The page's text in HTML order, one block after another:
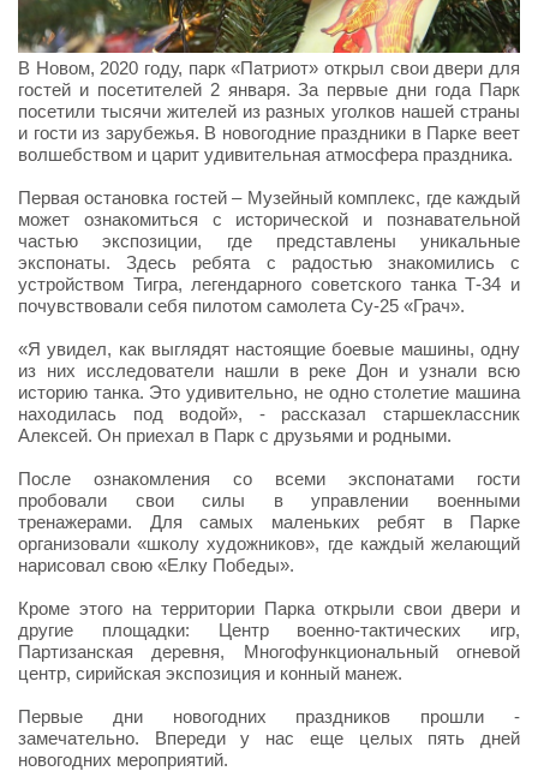
В Новом, 2020 году, парк «Патриот» открыл свои двери для
гостей и посетителей 2 января. За первые дни года Парк
посетили тысячи жителей из разных уголков нашей страны
и гости из зарубежья. В новогодние праздники в Парке веет
волшебством и царит удивительная атмосфера праздника.
Первая остановка гостей – Музейный комплекс, где каждый
может ознакомиться с исторической и познавательной
частью экспозиции, где представлены уникальные
экспонаты. Здесь ребята с радостью знакомились с
устройством Тигра, легендарного советского танка Т-34 и
почувствовали себя пилотом самолета Су-25 «Грач».
«Я увидел, как выглядят настоящие боевые машины, одну
из них исследователи нашли в реке Дон и узнали всю
историю танка. Это удивительно, не одно столетие машина
находилась под водой», - рассказал старшеклассник
Алексей. Он приехал в Парк с друзьями и родными.
После ознакомления со всеми экспонатами гости
пробовали свои силы в управлении военными
тренажерами. Для самых маленьких ребят в Парке
организовали «школу художников», где каждый желающий
нарисовал свою «Елку Победы».
Кроме этого на территории Парка открыли свои двери и
другие площадки: Центр военно-тактических игр,
Партизанская деревня, Многофункциональный огневой
центр, сирийская экспозиция и конный манеж.
Первые дни новогодних праздников прошли -
замечательно. Впереди у нас еще целых пять дней
новогодних мероприятий.